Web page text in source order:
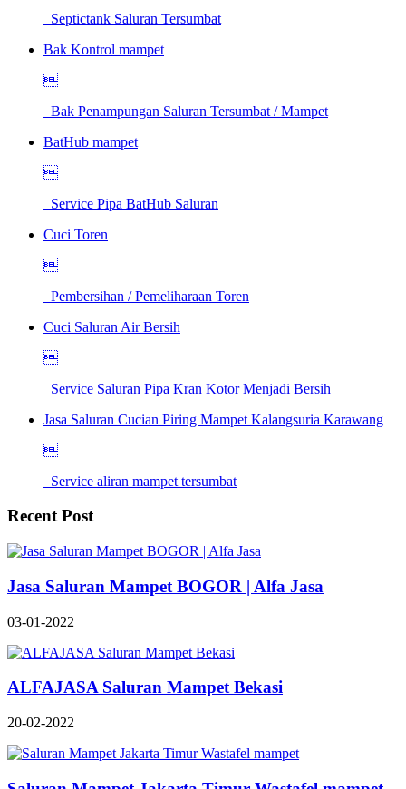
Septictank Saluran Tersumbat
Bak Kontrol mampet

Bak Penampungan Saluran Tersumbat / Mampet
BatHub mampet

Service Pipa BatHub Saluran
Cuci Toren

Pembersihan / Pemeliharaan Toren
Cuci Saluran Air Bersih

Service Saluran Pipa Kran Kotor Menjadi Bersih
Jasa Saluran Cucian Piring Mampet Kalangsuria Karawang

Service aliran mampet tersumbat
Recent Post
Jasa Saluran Mampet BOGOR | Alfa Jasa
03-01-2022
ALFAJASA Saluran Mampet Bekasi
20-02-2022